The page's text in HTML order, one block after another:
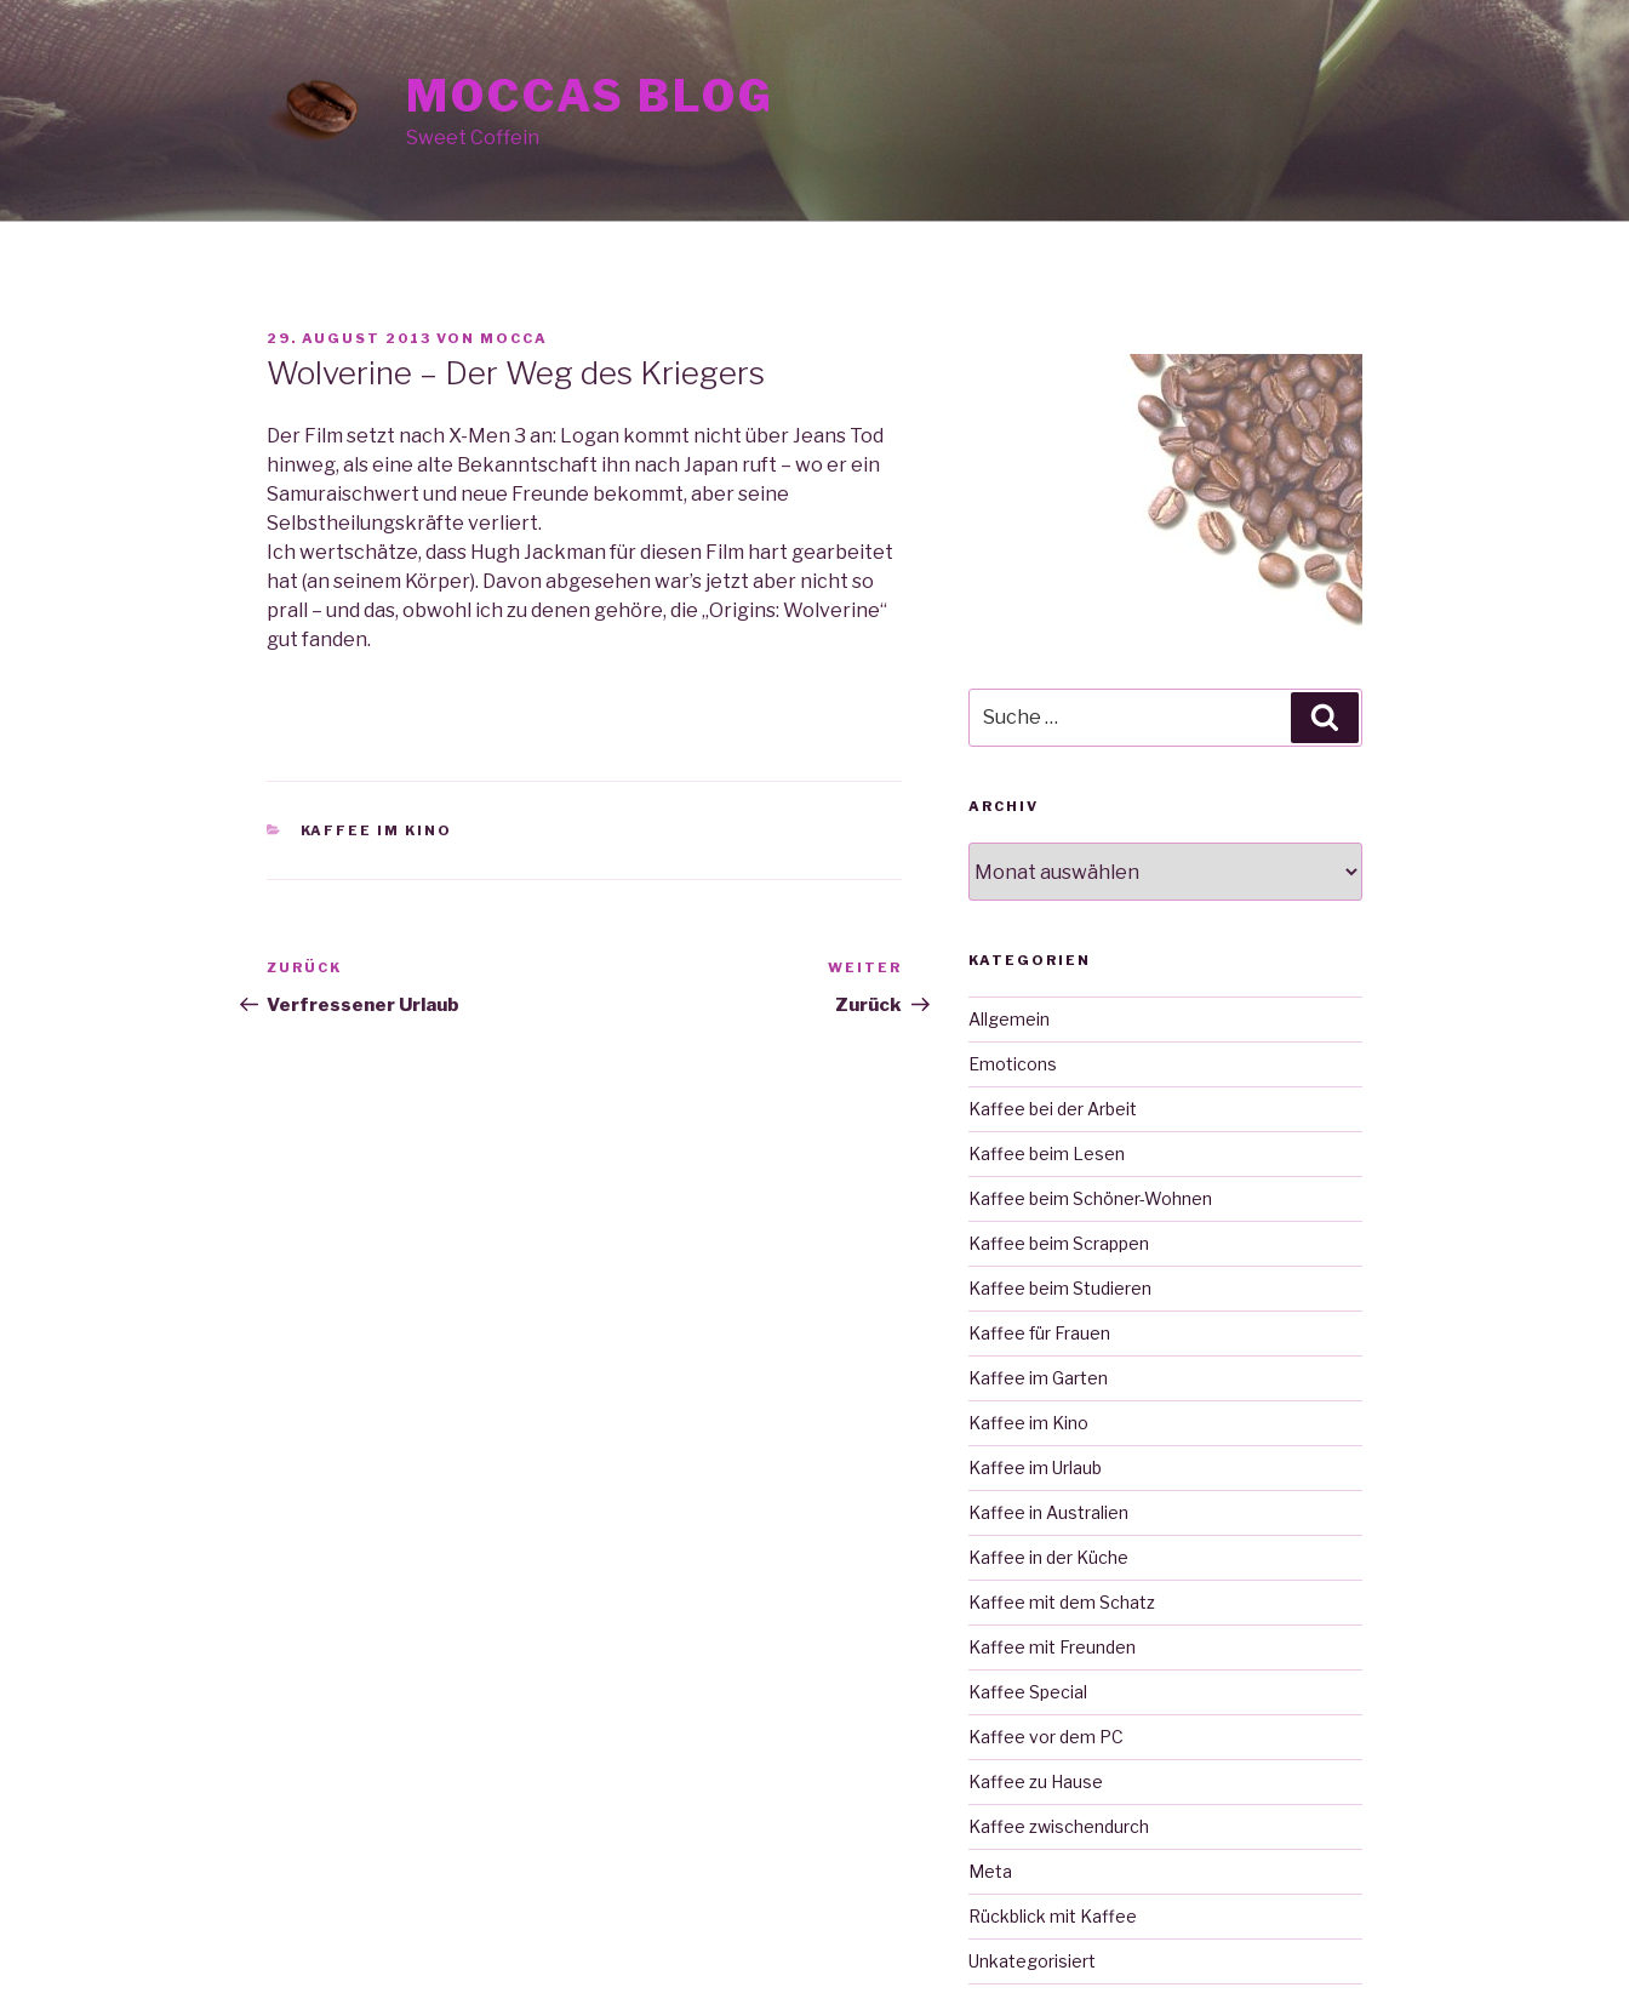
Zum
Inhalt
springen
MOCCAS BLOG
Sweet Coffein
VERÖFFENTLICHT
AM
29. AUGUST 2013 VON MOCCA
Wolverine – Der Weg des Kriegers
Der Film setzt nach X-Men 3 an: Logan kommt nicht über Jeans Tod
hinweg, als eine alte Bekanntschaft ihn nach Japan ruft – wo er ein
Samuraischwert und neue Freunde bekommt, aber seine
Selbstheilungskräfte verliert.
Ich wertschätze, dass Hugh Jackman für diesen Film hart gearbeitet
hat (an seinem Körper). Davon abgesehen war’s jetzt aber nicht so
prall – und das, obwohl ich zu denen gehöre, die „Origins: Wolverine“
gut fanden.
KATEGORIEN
KAFFEE IM KINO
Beitrags-
Navigation
Vorheriger
Beitrag
ZURÜCK
Verfressener Urlaub
Nächster
Beitrag
WEITER
Zurück
nach:
ARCHIV
KATEGORIEN
Allgemein
Emoticons
Kaffee bei der Arbeit
Kaffee beim Lesen
Kaffee beim Schöner-Wohnen
Kaffee beim Scrappen
Kaffee beim Studieren
Kaffee für Frauen
Kaffee im Garten
Kaffee im Kino
Kaffee im Urlaub
Kaffee in Australien
Kaffee in der Küche
Kaffee mit dem Schatz
Kaffee mit Freunden
Kaffee Special
Kaffee vor dem PC
Kaffee zu Hause
Kaffee zwischendurch
Meta
Rückblick mit Kaffee
Unkategorisiert